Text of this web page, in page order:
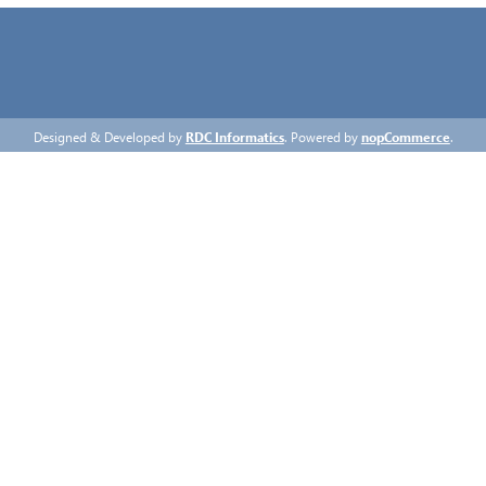
Designed & Developed by RDC Informatics. Powered bynopCommerce.